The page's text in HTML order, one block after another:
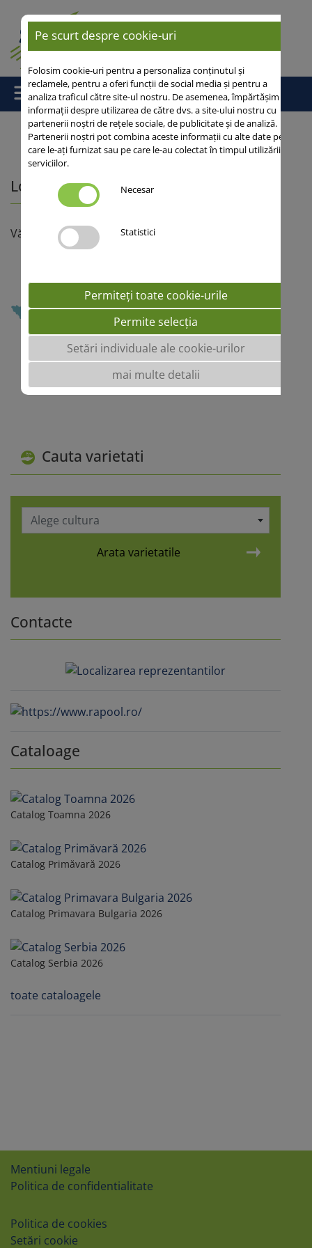
Acasă/Contacte/ Localizarea reprezentantilor
Cauta varietati
Alege cultura
Arata varietatile
Contacte
Cataloage
Catalog Toamna 2026
Catalog Primăvară 2026
Catalog Primavara Bulgaria 2026
Catalog Serbia 2026
toate cataloagele
Localizarea reprezentantilor
Vă rugăm selectaţi zona dumneavoastră
Pe scurt despre cookie-uri
Folosim cookie-uri pentru a personaliza conținutul și
reclamele, pentru a oferi funcții de social media și pentru a
analiza traficul către site-ul nostru. De asemenea, împărtășim
informații despre utilizarea de către dvs. a site-ului nostru cu
partenerii noștri de rețele sociale, de publicitate și de analiză.
Partenerii noștri pot combina aceste informații cu alte date pe
care le-ați furnizat sau pe care le-au colectat în timpul utilizării
serviciilor.
Necesar
Statistici
Permiteți toate cookie-urile
Permite selecția
Setări individuale ale cookie-urilor
mai multe detalii
Mentiuni legale
Politica de confidentialitate
Politica de cookies
Setări cookie